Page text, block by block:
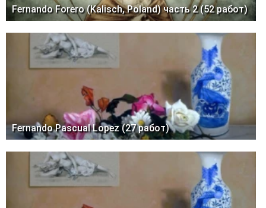
Fernando Forero (Kalisch, Poland) часть 2 (52 работ)
Fernando Pascual Lopez (27 работ)